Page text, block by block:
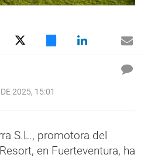
2025, 15:01
S.L., promotora del
en Fuerteventura, ha